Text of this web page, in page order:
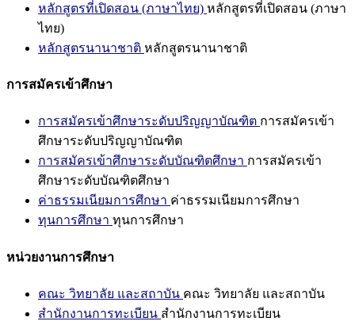
หลักสูตรที่เปิดสอน (ภาษาไทย) หลักสูตรที่เปิดสอน (ภาษา
ไทย)
หลักสูตรนานาชาติ หลักสูตรนานาชาติ
การสมัครเข้าศึกษา
การสมัครเข้าศึกษาระดับปริญญาบัณฑิต การสมัครเข้า
ศึกษาระดับปริญญาบัณฑิต
การสมัครเข้าศึกษาระดับบัณฑิตศึกษา การสมัครเข้า
ศึกษาระดับบัณฑิตศึกษา
ค่าธรรมเนียมการศึกษา ค่าธรรมเนียมการศึกษา
ทุนการศึกษา ทุนการศึกษา
หน่วยงานการศึกษา
คณะ วิทยาลัย และสถาบัน คณะ วิทยาลัย และสถาบัน
สำนักงานการทะเบียน สำนักงานการทะเบียน